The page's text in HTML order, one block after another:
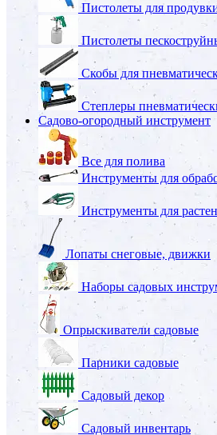
Пистолеты для
Пистолеты
Скобы для
Степлеры
Садово-огородный инструмент
Все для полива
Инструменты для
Инструменты для
Лопаты снеговые, движки
Наборы садовых
Опрыскиватели садовые
Парники садовые
Садовый декор
Садовый инвентарь